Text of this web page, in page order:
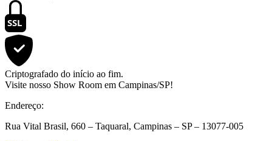
SSL
Criptografado do início ao fim.
Visite nosso Show Room em Campinas/SP!
Endereço:
Rua Vital Brasil, 660 – Taquaral, Campinas – SP – 13077-005